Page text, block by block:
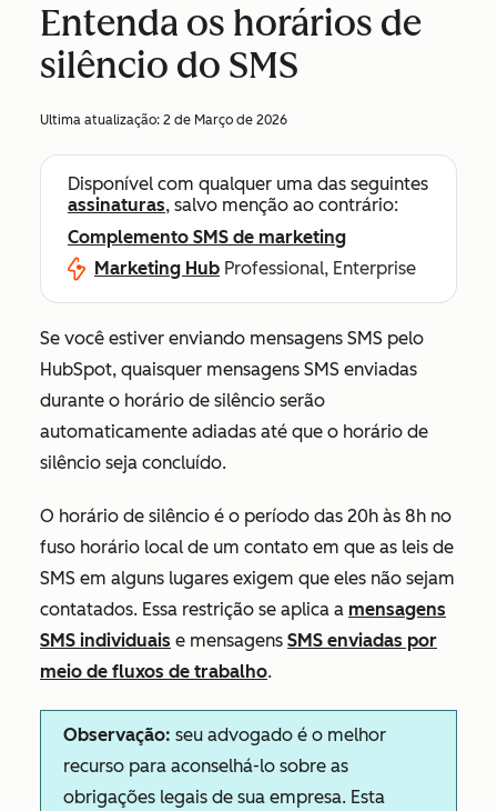
Entenda os horários de
silêncio do SMS
Ultima atualização: 2 de Março de 2026
Disponível com qualquer uma das seguintes
assinaturas, salvo menção ao contrário:
Complemento SMS de marketing
Marketing Hub Professional, Enterprise
Se você estiver enviando mensagens SMS pelo
HubSpot, quaisquer mensagens SMS enviadas
durante o horário de silêncio serão
automaticamente adiadas até que o horário de
silêncio seja concluído.
O horário de silêncio é o período das 20h às 8h no
fuso horário local de um contato em que as leis de
SMS em alguns lugares exigem que eles não sejam
contatados. Essa restrição se aplica a mensagens
SMS individuais e mensagens SMS enviadas por
meio de fluxos de trabalho.
Observação: seu advogado é o melhor
recurso para aconselhá-lo sobre as
obrigações legais de sua empresa. Esta